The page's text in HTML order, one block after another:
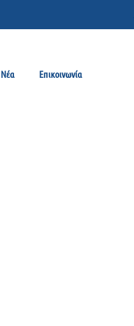
Νέα Επικοινωνία